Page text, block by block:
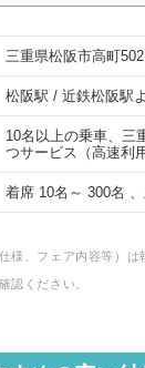
三重県松阪市高町502
松阪駅 / 近鉄松阪駅
10名以上の乗車、三
つサービス（高速利
着席 10名～ 300名
様、フェア内容等）は
認ください。